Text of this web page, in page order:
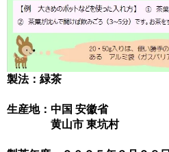
製法：緑茶
生産地：中国 安徽省
黄山市 東坑村